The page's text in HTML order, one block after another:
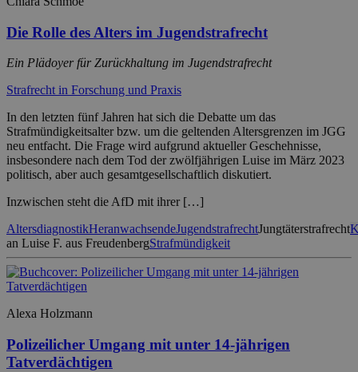
Die Rolle des Alters im Jugendstrafrecht
Ein Plädoyer für Zurückhaltung im Jugendstrafrecht
Strafrecht in Forschung und Praxis
In den letzten fünf Jahren hat sich die Debatte um das
Strafmündigkeitsalter bzw. um die geltenden Altersgrenzen im JGG
neu entfacht. Die Frage wird aufgrund aktueller Geschehnisse,
insbesondere nach dem Tod der zwölfjährigen Luise im März 2023
politisch, aber auch gesamtgesellschaftlich diskutiert.
Inzwischen steht die AfD mit ihrer […]
AltersdiagnostikHeranwachsendeJugendstrafrechtJungtäterstrafrecht
an Luise F. aus FreudenbergStrafmündigkeit
Alexa Holzmann
Polizeilicher Umgang mit unter 14-jährigen
Tatverdächtigen